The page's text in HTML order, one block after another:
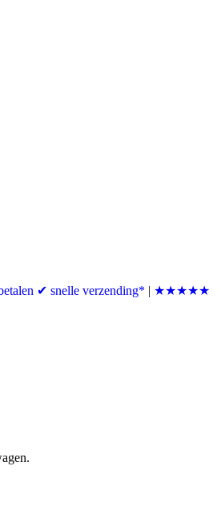
✔ snelle verzending* | ★★★★★